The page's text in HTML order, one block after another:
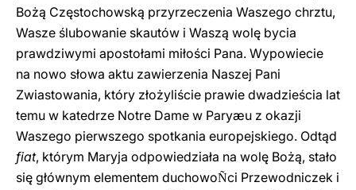
Bożą Częstochowską przyrzeczenia Waszego chrztu,
Wasze ślubowanie skautów i Waszą wolę bycia
prawdziwymi apostołami miłości Pana. Wypowiecie
na nowo słowa aktu zawierzenia Naszej Pani
Zwiastowania, który złożyliście prawie dwadzieścia lat
temu w katedrze Notre Dame w Paryæu z okazji
Waszego pierwszego spotkania europejskiego. Odtąd
fiat, którym Maryja odpowiedziała na wolę Bożą, stało
się głównym elementem duchowoÑci Przewodniczek i